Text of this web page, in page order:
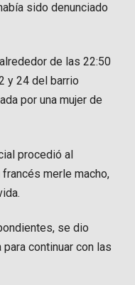
sido denunciado
de las 22:50
y 24 del barrio
por una mujer de
procedió al
merle macho,
se dio
continuar con las